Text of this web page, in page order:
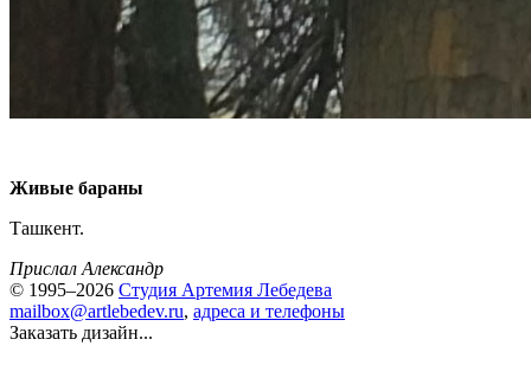
Живые бараны
Ташкент.
Прислал Александр
© 1995–2026 Студия Артемия Лебедева
mailbox@artlebedev.ru, адреса и телефоны
Заказать дизайн...